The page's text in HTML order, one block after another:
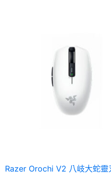
Razer Orochi V2 八岐大蛇靈